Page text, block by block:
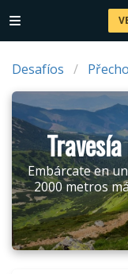
Desafíos
Embárcate en
2000 metros